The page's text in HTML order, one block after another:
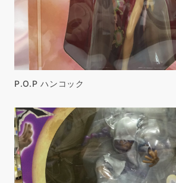
P.O.P ハンコック